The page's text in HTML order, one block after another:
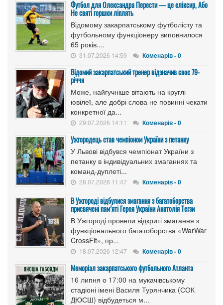
Футбол для Олександра Перести — це еліксир, Або
Не святі горшки ліплять
Відомому закарпатському футболісту та
футбольному функціонеру виповнилося
65 років....
31.07.2026 14:59 Коменарів - 0
Відомий закарпатський тренер відзначив своє 79-
річчя
Може, найгучніше вітають на круглі
ювілеї, але добрі слова не повинні чекати
конкретної да...
29.07.2026 14:11 Коменарів - 0
Ужгородець став чемпіоном України з петанку
У Львові відбувся чемпіонат України з
петанку в індивідуальних змаганнях та
команд-дуплеті...
28.07.2026 11:47 Коменарів - 0
В Ужгороді відбулися змагання з багатоборства
присвячені пам’яті Героя України Анатолія Тегзи
В Ужгороді провели відкриті змагання з
функціонального багатоборства «WarWar
CrossFit», пр...
18.07.2026 12:47 Коменарів - 0
Меморіал закарпатського футбольного Атланта
16 липня о 17:00 на мукачівському
стадіоні імені Василя Турянчика (СОК
ДЮСШ) відбудеться м...